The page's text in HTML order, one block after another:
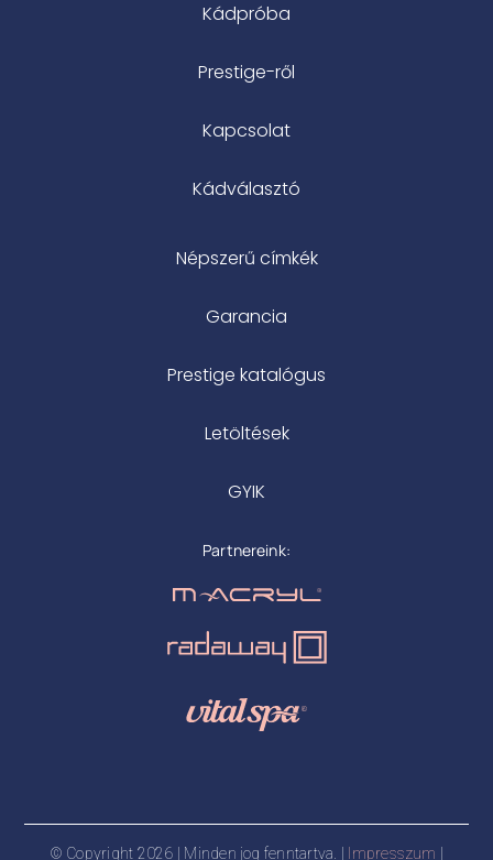
Kádpróba
Prestige-ről
Kapcsolat
Kádválasztó
Népszerű címkék
Garancia
Prestige katalógus
Letöltések
GYIK
Partnereink:
© Copyright 2026 | Minden jog fenntartva. | Impresszum